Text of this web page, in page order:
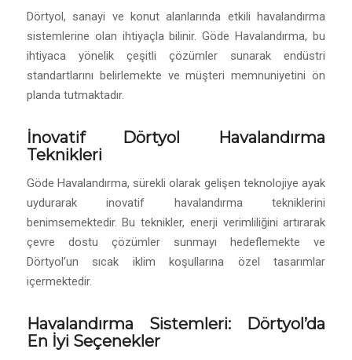
Dörtyol, sanayi ve konut alanlarında etkili havalandırma
sistemlerine olan ihtiyaçla bilinir. Göde Havalandırma, bu
ihtiyaca yönelik çeşitli çözümler sunarak endüstri
standartlarını belirlemekte ve müşteri memnuniyetini ön
planda tutmaktadır.
İnovatif Dörtyol Havalandırma
Teknikleri
Göde Havalandırma, sürekli olarak gelişen teknolojiye ayak
uydurarak inovatif havalandırma tekniklerini
benimsemektedir. Bu teknikler, enerji verimliliğini artırarak
çevre dostu çözümler sunmayı hedeflemekte ve
Dörtyol’un sıcak iklim koşullarına özel tasarımlar
içermektedir.
Havalandırma Sistemleri: Dörtyol’da
En İyi Seçenekler